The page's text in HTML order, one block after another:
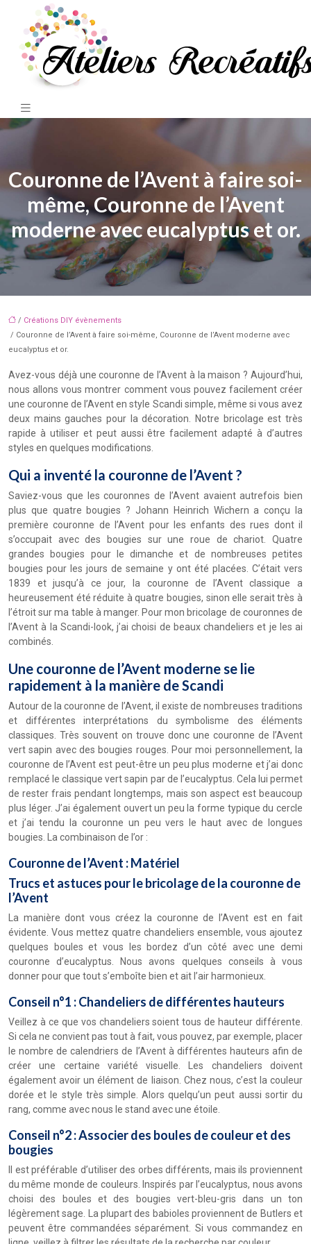
Couronne de l’Avent à faire soi-
même, Couronne de l’Avent
moderne avec eucalyptus et or.
/ Créations DIY évènements
/ Couronne de l’Avent à faire soi-même, Couronne de l’Avent moderne avec
eucalyptus et or.
Avez-vous déjà une couronne de l’Avent à la maison ? Aujourd’hui,
nous allons vous montrer comment vous pouvez facilement créer
une couronne de l’Avent en style Scandi simple, même si vous avez
deux mains gauches pour la décoration. Notre bricolage est très
rapide à utiliser et peut aussi être facilement adapté à d’autres
styles en quelques modifications.
Qui a inventé la couronne de l’Avent ?
Saviez-vous que les couronnes de l’Avent avaient autrefois bien
plus que quatre bougies ? Johann Heinrich Wichern a conçu la
première couronne de l’Avent pour les enfants des rues dont il
s’occupait avec des bougies sur une roue de chariot. Quatre
grandes bougies pour le dimanche et de nombreuses petites
bougies pour les jours de semaine y ont été placées. C’était vers
1839 et jusqu’à ce jour, la couronne de l’Avent classique a
heureusement été réduite à quatre bougies, sinon elle serait très à
l’étroit sur ma table à manger. Pour mon bricolage de couronnes de
l’Avent à la Scandi-look, j’ai choisi de beaux chandeliers et je les ai
combinés.
Une couronne de l’Avent moderne se lie
rapidement à la manière de Scandi
Autour de la couronne de l’Avent, il existe de nombreuses traditions
et différentes interprétations du symbolisme des éléments
classiques. Très souvent on trouve donc une couronne de l’Avent
vert sapin avec des bougies rouges. Pour moi personnellement, la
couronne de l’Avent est peut-être un peu plus moderne et j’ai donc
remplacé le classique vert sapin par de l’eucalyptus. Cela lui permet
de rester frais pendant longtemps, mais son aspect est beaucoup
plus léger. J’ai également ouvert un peu la forme typique du cercle
et j’ai tendu la couronne un peu vers le haut avec de longues
bougies. La combinaison de l’or :
Couronne de l’Avent : Matériel
Trucs et astuces pour le bricolage de la couronne de
l’Avent
La manière dont vous créez la couronne de l’Avent est en fait
évidente. Vous mettez quatre chandeliers ensemble, vous ajoutez
quelques boules et vous les bordez d’un côté avec une demi
couronne d’eucalyptus. Nous avons quelques conseils à vous
donner pour que tout s’emboîte bien et ait l’air harmonieux.
Conseil n°1 : Chandeliers de différentes hauteurs
Veillez à ce que vos chandeliers soient tous de hauteur différente.
Si cela ne convient pas tout à fait, vous pouvez, par exemple, placer
le nombre de calendriers de l’Avent à différentes hauteurs afin de
créer une certaine variété visuelle. Les chandeliers doivent
également avoir un élément de liaison. Chez nous, c’est la couleur
dorée et le style très simple. Alors quelqu’un peut aussi sortir du
rang, comme avec nous le stand avec une étoile.
Conseil n°2 : Associer des boules de couleur et des
bougies
Il est préférable d’utiliser des orbes différents, mais ils proviennent
du même monde de couleurs. Inspirés par l’eucalyptus, nous avons
choisi des boules et des bougies vert-bleu-gris dans un ton
légèrement sage. La plupart des babioles proviennent de Butlers et
peuvent être commandées séparément. Si vous commandez en